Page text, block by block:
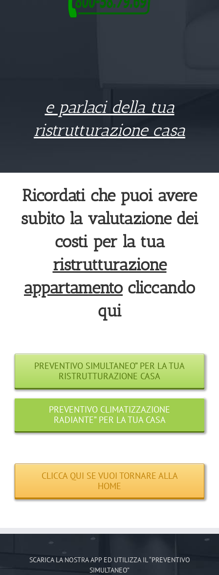
e parlaci della tua
ristrutturazione casa
Ricordati che puoi avere
subito la valutazione dei
costi per la tua
ristrutturazione
appartamento cliccando
qui
PREVENTIVO SIMULTANEO” PER LA TUA
RISTRUTTURAZIONE CASA
PREVENTIVO CLIMATIZZAZIONE
RADIANTE” PER LA TUA CASA
CLICCA QUI SE VUOI TORNARE ALLA
HOME
SCARICA LA NOSTRA APP ED UTILIZZA IL “PREVENTIVO
SIMULTANEO”